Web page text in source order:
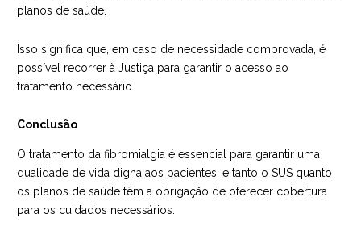
planos de saúde.
Isso significa que, em caso de necessidade comprovada, é
possível recorrer à Justiça para garantir o acesso ao
tratamento necessário.
Conclusão
O tratamento da fibromialgia é essencial para garantir uma
qualidade de vida digna aos pacientes, e tanto o SUS quanto
os planos de saúde têm a obrigação de oferecer cobertura
para os cuidados necessários.